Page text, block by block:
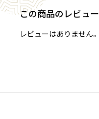
この商品のレビュー
レビューはありません。